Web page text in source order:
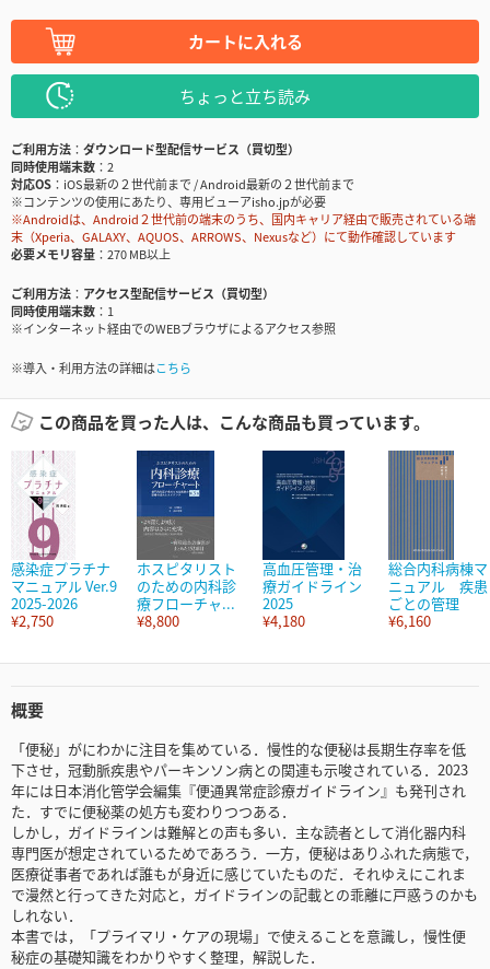
カートに入れる
ちょっと立ち読み
ご利用方法
ダウンロード型配信サービス（買切型）
同時使用端末数
2
対応OS
iOS最新の２世代前まで / Android最新の２世代前まで
※コンテンツの使用にあたり、専用ビューアisho.jpが必要
※Androidは、Android２世代前の端末のうち、国内キャリア経由で販売されている端
末（Xperia、GALAXY、AQUOS、ARROWS、Nexusなど）にて動作確認しています
必要メモリ容量
270 MB以上
ご利用方法
アクセス型配信サービス（買切型）
同時使用端末数
1
※インターネット経由でのWEBブラウザによるアクセス参照
※導入・利用方法の詳細はこちら
この商品を買った人は、こんな商品も買っています。
感染症プラチナ
マニュアル Ver.9
2025-2026
¥2,750
ホスピタリスト
のための内科診
療フローチャ...
¥8,800
高血圧管理・治
療ガイドライン
2025
¥4,180
総合内科病棟マ
ニュアル 疾患
ごとの管理
¥6,160
概要
「便秘」がにわかに注目を集めている．慢性的な便秘は長期生存率を低
下させ，冠動脈疾患やパーキンソン病との関連も示唆されている．2023
年には日本消化管学会編集『便通異常症診療ガイドライン』も発刊され
た．すでに便秘薬の処方も変わりつつある．
しかし，ガイドラインは難解との声も多い．主な読者として消化器内科
専門医が想定されているためであろう．一方，便秘はありふれた病態で，
医療従事者であれば誰もが身近に感じていたものだ．それゆえにこれま
で漫然と行ってきた対応と，ガイドラインの記載との乖離に戸惑うのかも
しれない．
本書では，「プライマリ・ケアの現場」で使えることを意識し，慢性便
秘症の基礎知識をわかりやすく整理，解説した．